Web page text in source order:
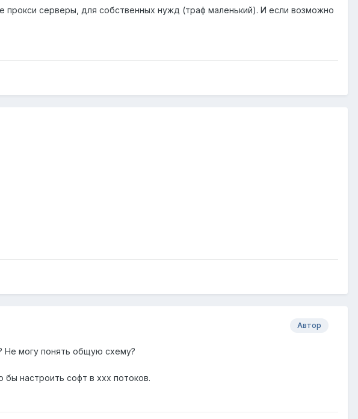
прокси серверы, для собственных нужд (траф маленький). И если возможно
Автор
могу понять общую схему?
бы настроить софт в ххх потоков.